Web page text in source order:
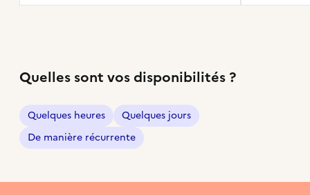
Quelles sont vos disponibilités ?
Quelques heures
Quelques jours
De manière récurrente